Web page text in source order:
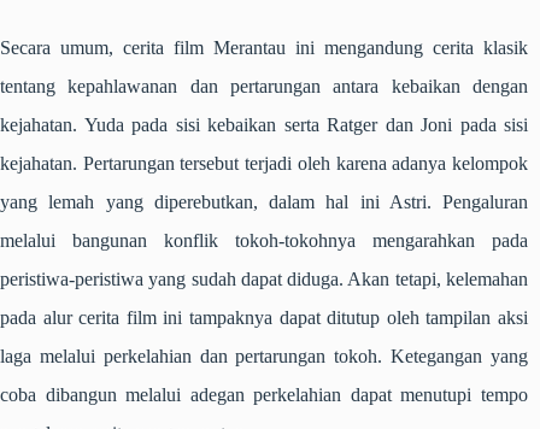
Secara umum, cerita film Merantau ini mengandung cerita klasik
tentang kepahlawanan dan pertarungan antara kebaikan dengan
kejahatan. Yuda pada sisi kebaikan serta Ratger dan Joni pada sisi
kejahatan. Pertarungan tersebut terjadi oleh karena adanya kelompok
yang lemah yang diperebutkan, dalam hal ini Astri. Pengaluran
melalui bangunan konflik tokoh-tokohnya mengarahkan pada
peristiwa-peristiwa yang sudah dapat diduga. Akan tetapi, kelemahan
pada alur cerita film ini tampaknya dapat ditutup oleh tampilan aksi
laga melalui perkelahian dan pertarungan tokoh. Ketegangan yang
coba dibangun melalui adegan perkelahian dapat menutupi tempo